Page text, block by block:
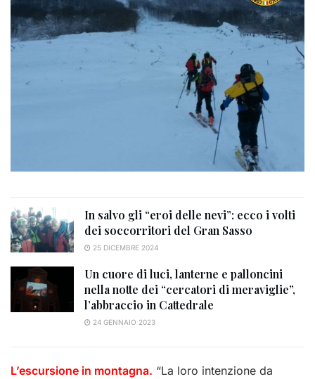
In salvo gli “eroi delle nevi”: ecco i volti
dei soccorritori del Gran Sasso
25 DICEMBRE 2024
Un cuore di luci, lanterne e palloncini
nella notte dei “cercatori di meraviglie”,
l’abbraccio in Cattedrale
24 GENNAIO 2023
L’escursione in montagna. “La loro intenzione da